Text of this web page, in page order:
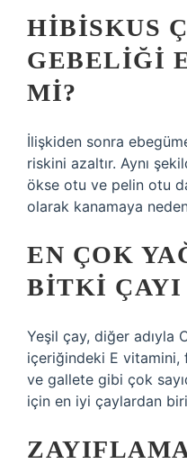
HIBISKUS
GEBELIĞI
MI?
İlişkiden sonra
riskini azaltır. Aynı
ökse otu ve pelin otu
olarak kanamaya
EN ÇOK
BITKI ÇAYI
Yeşil çay, diğer adıyla
içeriğindeki E
ve gallete gibi çok
için en iyi çaylardan